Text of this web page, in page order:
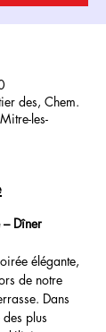
des, Chem.
les-
– Dîner
élégante,
de notre
Dans
plus